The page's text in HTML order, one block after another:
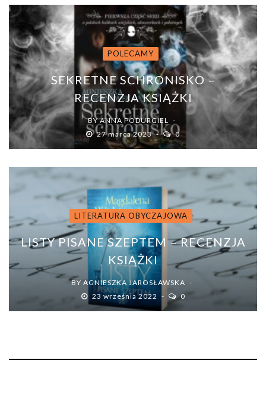
POLECAMY
SEKRETNE SCHRONISKO –
RECENZJA KSIĄŻKI
BYANNA PODURGIEL
27 marca 2023
0
LITERATURA OBYCZAJOWA
LISTY PISANE SZEPTEM – RECENZJA
KSIĄŻKI
BY AGNIESZKA JAROSŁAWSKA
23 września 2022
0